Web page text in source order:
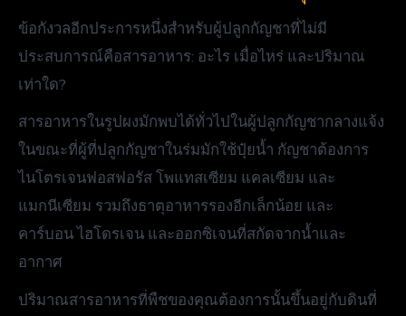
ข้อกังวลอีกประการหนึ่งสำหรับผู้ปลูกกัญชาที่ไม่มี
ประสบการณ์คือสารอาหาร: อะไร เมื่อไหร่ และปริมาณ
เท่าใด?
สารอาหารในรูปผงมักพบได้ทั่วไปในผู้ปลูกกัญชากลางแจ้ง
ในขณะที่ผู้ที่ปลูกกัญชาในร่มมักใช้ปุ๋ยน้ำ กัญชาต้องการ
ไนโตรเจนฟอสฟอรัส โพแทสเซียม แคลเซียม และ
แมกนีเซียม รวมถึงธาตุอาหารรองอีกเล็กน้อย และ
คาร์บอน ไฮโดรเจน และออกซิเจนที่สกัดจากน้ำและ
อากาศ
ปริมาณสารอาหารที่พืชของคุณต้องการนั้นขึ้นอยู่กับดินที่